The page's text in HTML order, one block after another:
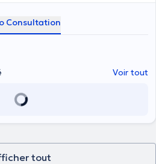
Consultation
Voir tout
tout